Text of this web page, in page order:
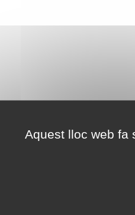
Aquest lloc web fa